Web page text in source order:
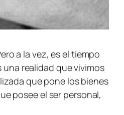
a la vez, es el tiempo
realidad que vivimos
que pone los bienes
posee el ser personal,